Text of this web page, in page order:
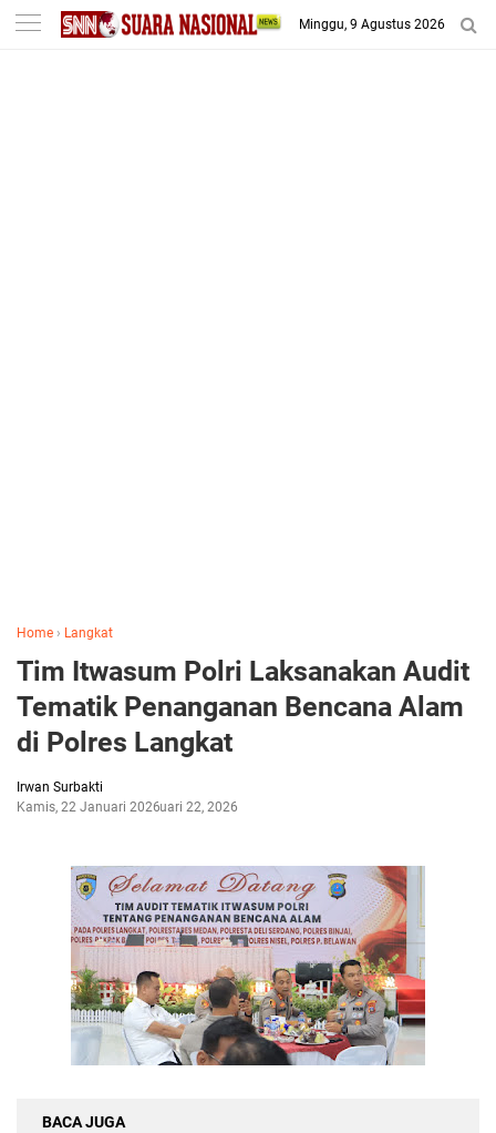
-->
Minggu, 9 Agustus 2026
Home › Langkat
Tim Itwasum Polri Laksanakan Audit
Tematik Penanganan Bencana Alam
di Polres Langkat
Irwan Surbakti
Kamis, 22 Januari 2026Januari 22, 2026
BACA JUGA